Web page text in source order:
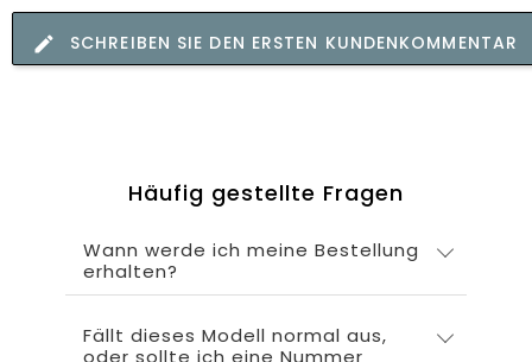
SCHREIBEN SIE DEN ERSTEN KUNDENKOMMENTAR
Häufig gestellte Fragen
Wann werde ich meine Bestellung
erhalten?
Fällt dieses Modell normal aus,
oder sollte ich eine Nummer